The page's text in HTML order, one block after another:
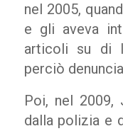
nel 2005,
e gli aveva
articoli su di
perciò
Poi, nel
dalla polizia e